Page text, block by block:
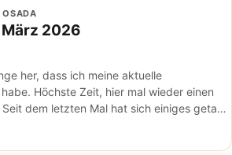
2026
OSADA
her, dass ich meine aktuelle
Höchste Zeit, hier mal wieder einen
dem letzten Mal hat sich einiges getan.